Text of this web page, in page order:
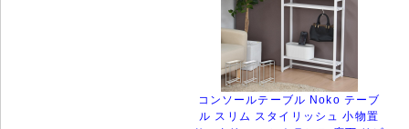
コンソールテーブル Noko テーブ
ル スリム スタイリッシュ 小物置